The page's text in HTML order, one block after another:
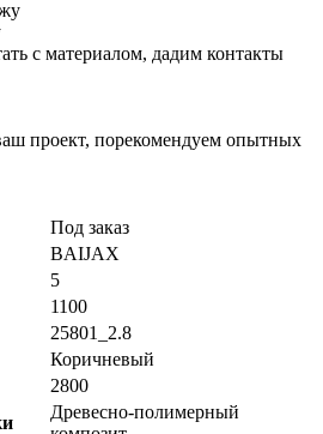
с материалом, дадим контакты
проект, порекомендуем опытных
Под заказ
BAIJAX
5
1100
25801_2.8
Коричневый
2800
Древесно-полимерный